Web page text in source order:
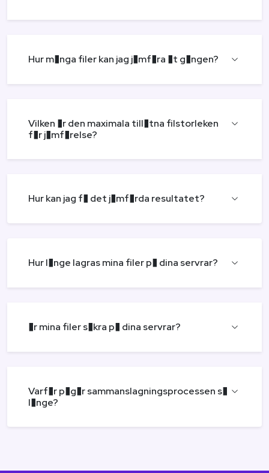
Hur m�nga filer kan jag j�mf�ra �t g�ngen?
Vilken �r den maximala till�tna filstorleken
f�r j�mf�relse?
Hur kan jag f� det j�mf�rda resultatet?
Hur l�nge lagras mina filer p� dina servrar?
�r mina filer s�kra p� dina servrar?
Varf�r p�g�r sammanslagningsprocessen s�
l�nge?